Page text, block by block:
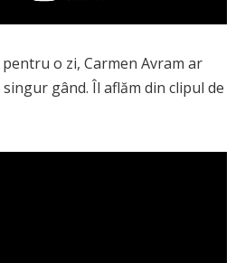
o zi, Carmen Avram ar
gând. Îl aflăm din clipul de